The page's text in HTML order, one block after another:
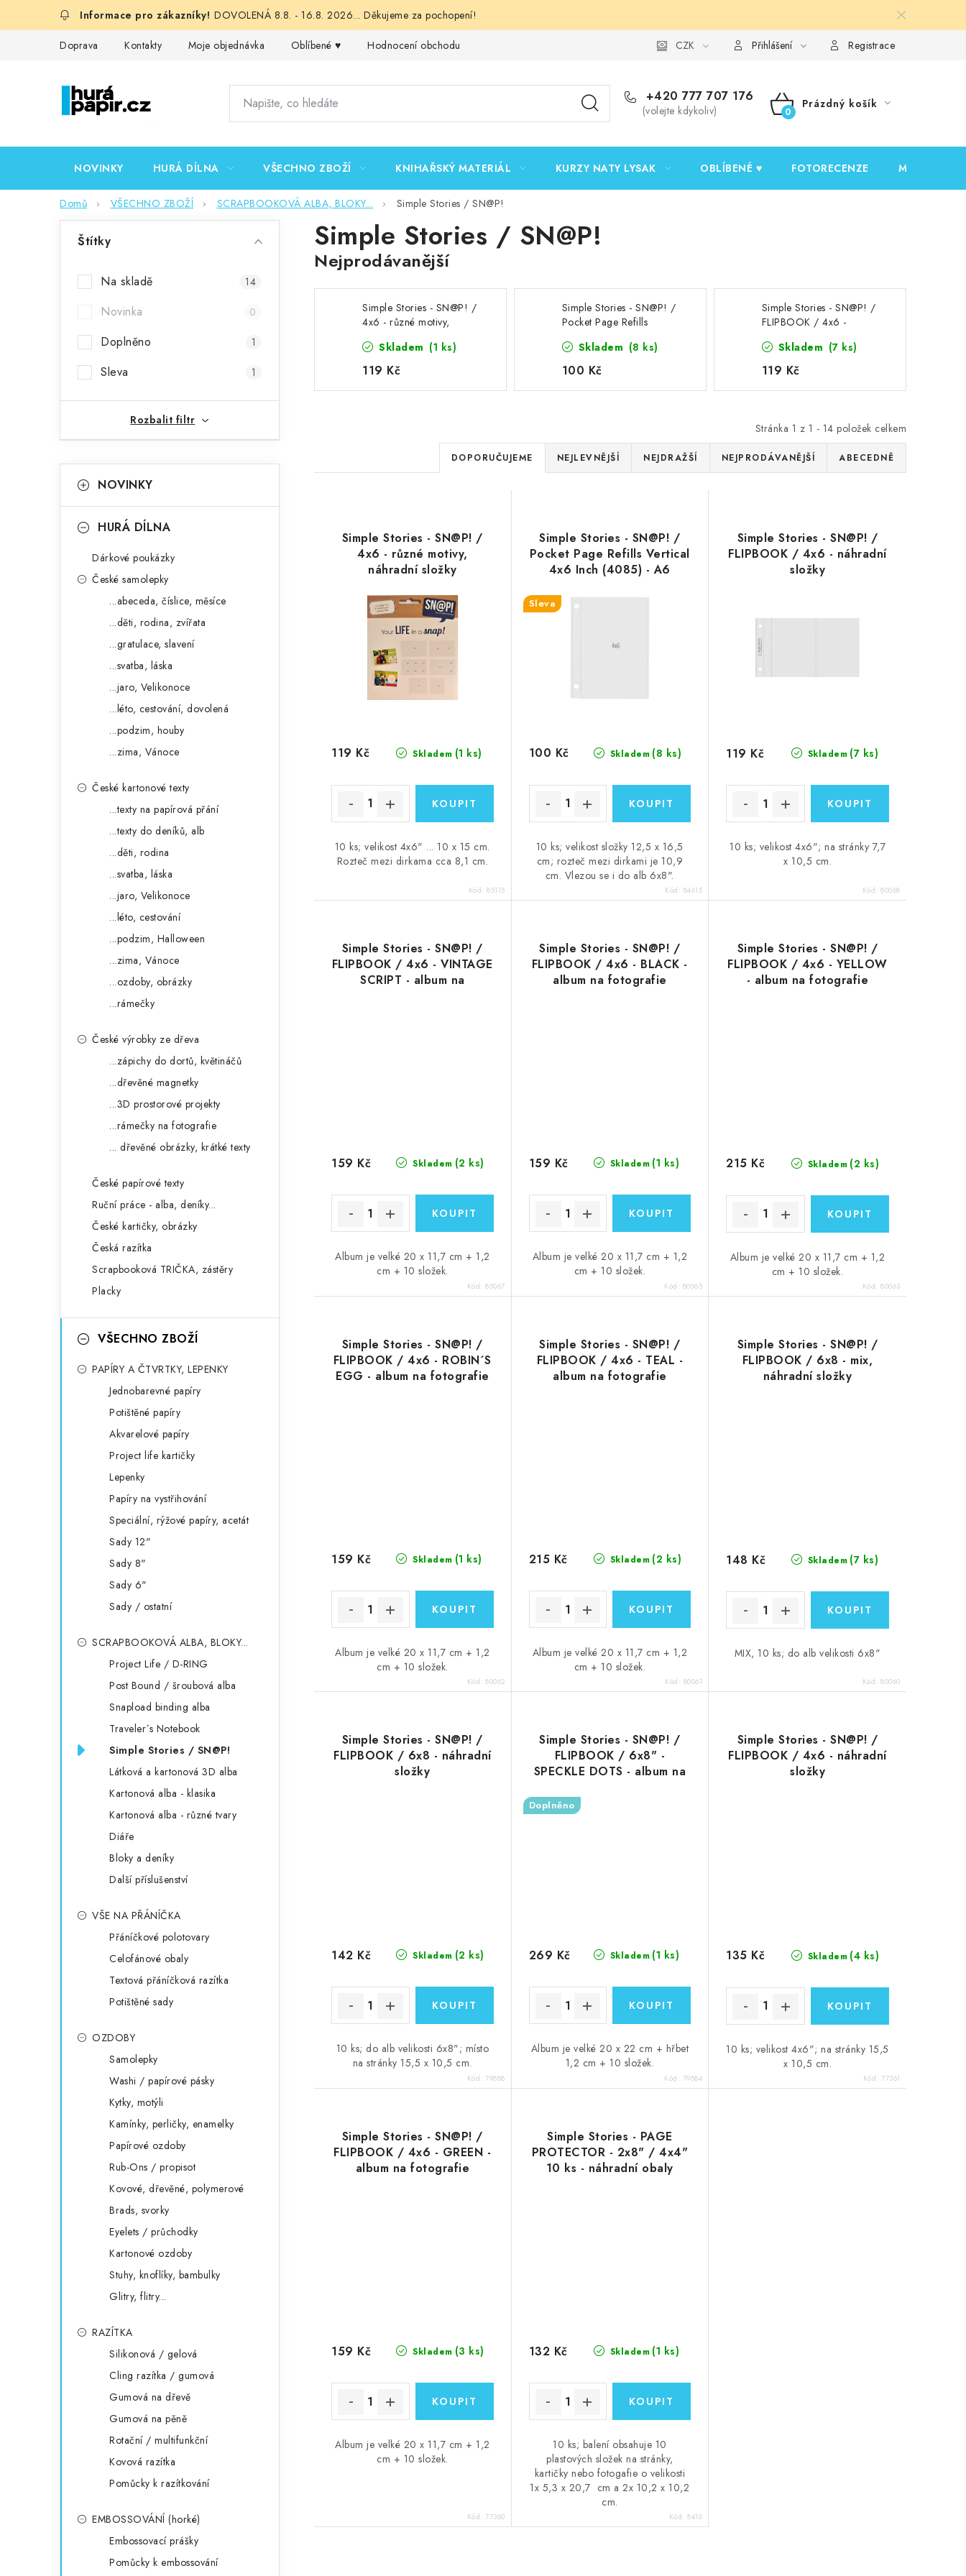
DOVOLENÁ 8.8. - 16.8. 2026... Děkujeme za pochopení!
Doprava Kontakty Moje objednávka Oblíbené ♥️ Hodnocení obchodu Podmínky ochrany osobních údajů Ověřování recenzí
CZK Přihlášení Registrace
+420 777 707 176
(volejte kdykoliv)
NÁKUPNÍ
Prázdný košík
NOVINKY HURÁ DÍLNA VŠECHNO ZBOŽÍ KNIHAŘSKÝ MATERIÁL KURZY NATY LYSAK OBLÍBENÉ ♥️ FOTORECENZE MOJE
Domů VŠECHNO ZBOŽÍ SCRAPBOOKOVÁ ALBA, BLOKY... Simple Stories / SN@P!
n
í
a
Štítky
Na skladě 14
Novinka 0
Doplněno 1
Sleva 1
Rozbalit filtr
kategorie
a
NOVINKY
HURÁ DÍLNA
Dárkové poukázky
České samolepky
...abeceda, číslice, měsíce
...děti, rodina, zvířata
...gratulace, slavení
...svatba, láska
...jaro, Velikonoce
...léto, cestování, dovolená
...podzim, houby
...zima, Vánoce
České kartonové texty
...texty na papírová přání
...texty do deníků, alb
...děti, rodina
...svatba, láska
...jaro, Velikonoce
...léto, cestování
...podzim, Halloween
...zima, Vánoce
...ozdoby, obrázky
...rámečky
České výrobky ze dřeva
...zápichy do dortů, květináčů
...dřevěné magnetky
...3D prostorové projekty
...rámečky na fotografie
... dřevěné obrázky, krátké texty
České papírové texty
Ruční práce - alba, deníky...
České kartičky, obrázky
Česká razítka
Scrapbooková TRIČKA, zástěry
Placky
VŠECHNO ZBOŽÍ
PAPÍRY A ČTVRTKY, LEPENKY
Jednobarevné papíry
Potištěné papíry
Akvarelové papíry
Project life kartičky
Lepenky
Papíry na vystřihování
Speciální, rýžové papíry, acetát
Sady 12"
Sady 8"
Sady 6"
Sady / ostatní
SCRAPBOOKOVÁ ALBA, BLOKY...
Project Life / D-RING
Post Bound / šroubová alba
Snapload binding alba
Traveler´s Notebook
Simple Stories / SN@P!
Látková a kartonová 3D alba
Kartonová alba - klasika
Kartonová alba - různé tvary
Diáře
Bloky a deníky
Další příslušenství
VŠE NA PŘÁNÍČKA
Přáníčkové polotovary
Celofánové obaly
Textová přáníčková razítka
Potištěné sady
OZDOBY
Samolepky
Washi / papírové pásky
Kytky, motýli
Kamínky, perličky, enamelky
Papírové ozdoby
Rub-Ons / propisot
Kovové, dřevěné, polymerové
Brads, svorky
Eyelets / průchodky
Kartonové ozdoby
Stuhy, knoflíky, bambulky
Glitry, flitry...
RAZÍTKA
Silikonová / gelová
Cling razítka / gumová
Gumová na dřevě
Gumová na pěně
Rotační / multifunkční
Kovová razítka
Pomůcky k razítkování
EMBOSSOVÁNÍ (horké)
Embossovací prášky
Pomůcky k embossování
Simple Stories / SN@P!
Nejprodávanější
Simple Stories - SN@P! /
4x6 - různé motivy,
Skladem (1 ks)
119 Kč
Simple Stories - SN@P! /
Pocket Page Refills
A6 náhradní složky do
alba i flipbooků
Skladem (8 ks)
100 Kč
Simple Stories - SN@P! /
FLIPBOOK / 4x6 -
Skladem (7 ks)
119 Kč
Stránka 1 z 1 - 14 položek celkem
Ř
a
e
n
í
p
r
o
d
k
t
ů
DOPORUČUJEME NEJLEVNĚJŠÍ NEJDRAŽŠÍ NEJPRODÁVANĚJŠÍ ABECEDNĚ
Simple Stories - SN@P! /
4x6 - různé motivy,
náhradní složky
Skladem (1 ks)
119 Kč
10 ks; velikost 4x6" ... 10 x 15 cm.
Rozteč mezi dirkama cca 8,1 cm.
Kód:85115
Simple Stories - SN@P! /
Pocket Page Refills Vertical
4x6 Inch (4085) - A6
Sleva
Skladem (8 ks)
100 Kč
10 ks; velikost složky 12,5 x 16,5
cm; rozteč mezi dirkami je 10,9
cm. Vlezou se i do alb 6x8".
Kód: 84615
Simple Stories - SN@P! /
FLIPBOOK / 4x6 - náhradní
složky
Skladem (7 ks)
119 Kč
10 ks; velikost 4x6"; na stránky 7,7
x 10,5 cm.
Kód:80068
Simple Stories - SN@P! /
FLIPBOOK / 4x6 - VINTAGE
SCRIPT - album na
Skladem (2 ks)
159 Kč
Album je velké 20 x 11,7 cm + 1,2
cm + 10 složek.
Kód:80067
Simple Stories - SN@P! /
FLIPBOOK / 4x6 - BLACK -
album na fotografie
Skladem (1 ks)
159 Kč
Album je velké 20 x 11,7 cm + 1,2
cm + 10 složek.
Kód: 80065
Simple Stories - SN@P! /
FLIPBOOK / 4x6 - YELLOW
- album na fotografie
Skladem (2 ks)
215 Kč
Album je velké 20 x 11,7 cm + 1,2
cm + 10 složek.
Kód:80063
Simple Stories - SN@P! /
FLIPBOOK / 4x6 - ROBIN´S
EGG - album na fotografie
Skladem (1 ks)
159 Kč
Album je velké 20 x 11,7 cm + 1,2
cm + 10 složek.
Kód:80062
Simple Stories - SN@P! /
FLIPBOOK / 4x6 - TEAL -
album na fotografie
Skladem (2 ks)
215 Kč
Album je velké 20 x 11,7 cm + 1,2
cm + 10 složek.
Kód: 80061
Simple Stories - SN@P! /
FLIPBOOK / 6x8 - mix,
náhradní složky
Skladem (7 ks)
148 Kč
MIX, 10 ks; do alb velikosti 6x8"
Kód:80060
Simple Stories - SN@P! /
FLIPBOOK / 6x8 - náhradní
složky
Skladem (2 ks)
142 Kč
10 ks; do alb velikosti 6x8"; místo
na stránky 15,5 x 10,5 cm.
Kód:79888
Simple Stories - SN@P! /
FLIPBOOK / 6x8" -
SPECKLE DOTS - album na
Doplněno
Skladem (1 ks)
269 Kč
Album je velké 20 x 22 cm + hřbet
1,2 cm + 10 složek.
Kód: 79884
Simple Stories - SN@P! /
FLIPBOOK / 4x6 - náhradní
složky
Skladem (4 ks)
135 Kč
10 ks; velikost 4x6"; na stránky 15,5
x 10,5 cm.
Kód:77361
Simple Stories - SN@P! /
FLIPBOOK / 4x6 - GREEN -
album na fotografie
Skladem (3 ks)
159 Kč
Album je velké 20 x 11,7 cm + 1,2
cm + 10 složek.
Kód:77360
Simple Stories - PAGE
PROTECTOR - 2x8" / 4x4"
10 ks - náhradní obaly
Skladem (1 ks)
132 Kč
10 ks; balení obsahuje 10
plastových složek na stránky,
kartičky nebo fotogafie o velikosti
1x 5,3 x 20,7 cm a 2x 10,2 x 10,2
cm.
Kód:8410